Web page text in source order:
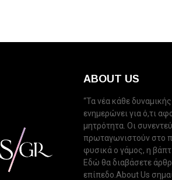
ABOUT US
“Τα νέα κάθε
ενημερώνει για ό,τι
μητρότητα. Οι
πρωταγωνιστούν στο
φυσικά ο γάμος, η
Εδώ θα διαβάσετε
επίπεδο.About Us